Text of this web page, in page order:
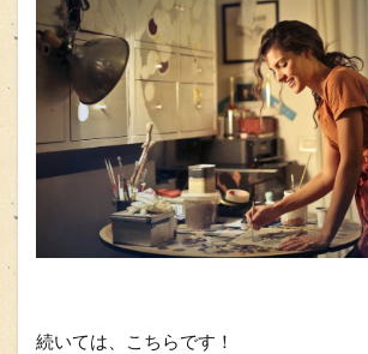
続いては、こちらです！